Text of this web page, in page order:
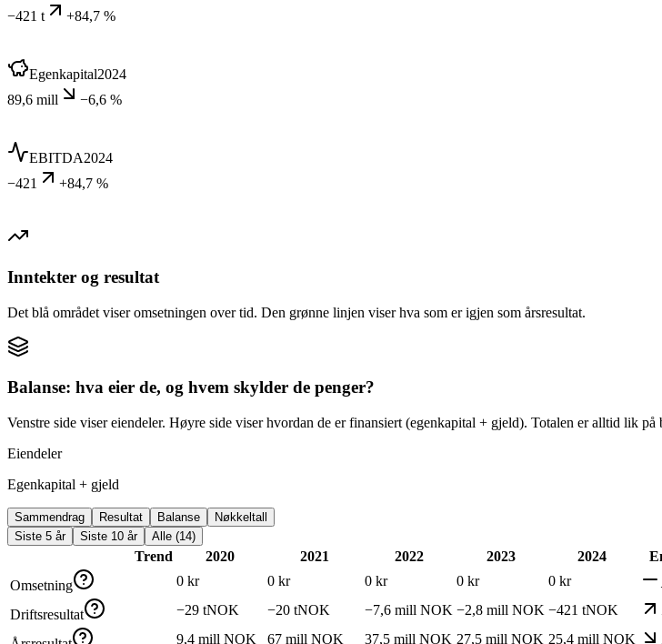
−421 t
+84,7 %
Egenkapital2024
89,6 mill
−6,6 %
EBITDA2024
−421
+84,7 %
Inntekter og resultat
Det blå området viser omsetningen over tid. Den grønne linjen viser hva som er igjen som årsresultat.
Balanse: hva eier de, og hvem skylder de penger?
Venstre side viser eiendeler. Høyre side viser hvordan de er finansiert (egenkapital + gjeld). Totalen er alltid lik på
Eiendeler
Egenkapital + gjeld
Sammendrag Resultat Balanse
Nøkkeltall
Siste 5 år
Siste 10 år Alle (14)
Trend 2020 2021 2022 2023 2024
Omsetning
0 kr 0 kr 0 kr 0 kr 0 kr
Driftsresultat
−29 tNOK −20 tNOK −7,6 mill NOK −2,8 mill NOK −421 tNOK
9,4 mill NOK 67 mill NOK 37,5 mill NOK 27,5 mill NOK 25,4 mill NOK